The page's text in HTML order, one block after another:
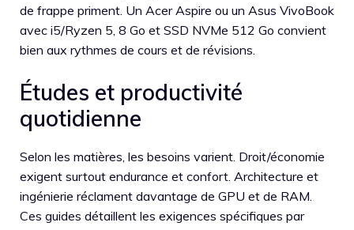
de frappe priment. Un Acer Aspire ou un Asus VivoBook
avec i5/Ryzen 5, 8 Go et SSD NVMe 512 Go convient
bien aux rythmes de cours et de révisions.
Études et productivité
quotidienne
Selon les matières, les besoins varient. Droit/économie
exigent surtout endurance et confort. Architecture et
ingénierie réclament davantage de GPU et de RAM.
Ces guides détaillent les exigences spécifiques par